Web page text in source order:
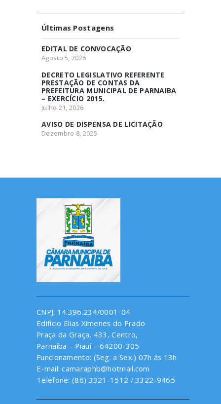
Últimas Postagens
EDITAL DE CONVOCAÇÃO
Agosto 5, 2026
DECRETO LEGISLATIVO REFERENTE
PRESTAÇÃO DE CONTAS DA
PREFEITURA MUNICIPAL DE PARNAIBA
– EXERCÍCIO 2015.
Julho 21, 2026
AVISO DE DISPENSA DE LICITAÇÃO
Dezembro 8, 2025
CNPJ: 14.396.234/0001-04
Edifício Elias Ximenes do Prado
Praça da Graça, 433, Centro,
Parnaíba – Piauí – 64200-305
Funcionamento: (Seg. a Sex.) 07h ás 13h
E-mail: camaraphb@hotmail.com
Telefone: (86) 3321-1512 / 3322-9465